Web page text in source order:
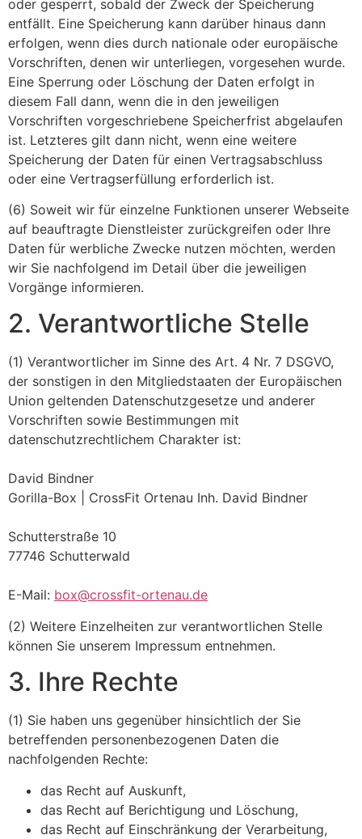
oder gesperrt, sobald der Zweck der Speicherung
entfällt. Eine Speicherung kann darüber hinaus dann
erfolgen, wenn dies durch nationale oder europäische
Vorschriften, denen wir unterliegen, vorgesehen wurde.
Eine Sperrung oder Löschung der Daten erfolgt in
diesem Fall dann, wenn die in den jeweiligen
Vorschriften vorgeschriebene Speicherfrist abgelaufen
ist. Letzteres gilt dann nicht, wenn eine weitere
Speicherung der Daten für einen Vertragsabschluss
oder eine Vertragserfüllung erforderlich ist.
(6) Soweit wir für einzelne Funktionen unserer Webseite
auf beauftragte Dienstleister zurückgreifen oder Ihre
Daten für werbliche Zwecke nutzen möchten, werden
wir Sie nachfolgend im Detail über die jeweiligen
Vorgänge informieren.
2. Verantwortliche Stelle
(1) Verantwortlicher im Sinne des Art. 4 Nr. 7 DSGVO,
der sonstigen in den Mitgliedstaaten der Europäischen
Union geltenden Datenschutzgesetze und anderer
Vorschriften sowie Bestimmungen mit
datenschutzrechtlichem Charakter ist:
David Bindner
Gorilla-Box | CrossFit Ortenau Inh. David Bindner
Schutterstraße 10
77746 Schutterwald
E-Mail: box@crossfit-ortenau.de
(2) Weitere Einzelheiten zur verantwortlichen Stelle
können Sie unserem Impressum entnehmen.
3. Ihre Rechte
(1) Sie haben uns gegenüber hinsichtlich der Sie
betreffenden personenbezogenen Daten die
nachfolgenden Rechte:
das Recht auf Auskunft,
das Recht auf Berichtigung und Löschung,
das Recht auf Einschränkung der Verarbeitung,